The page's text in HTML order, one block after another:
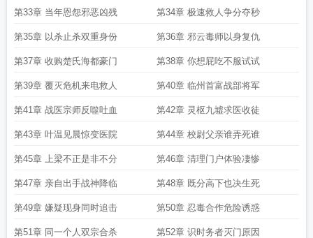
第33章 当年恩怨邪恶凶残 第34章 极速救人争分夺秒
第35章 以杀止杀双重身份 第36章 邪云毒师以身复仇
第37章 收购楚氏海都豪门 第38章 你想屁吃不服试试
第39章 覆灭危机来电救人 第40章 临州首富战部将军
第41章 战医宗师反噬吐血 第42章 灵枢九墟求医收徒
第43章 叶温见晨惊变医院 第44章 校尉父亲谁弄死谁
第45章 上梁不正是非不分 第46章 清理门户体验凄惨
第47章 亲自出手战神降临 第48章 既分高下也决生死
第49章 嫌疑现身同时追击 第50章 忍毒合作危险诱惑
第51章 同一个人双宗合杀 第52章 识时务者灭门原因